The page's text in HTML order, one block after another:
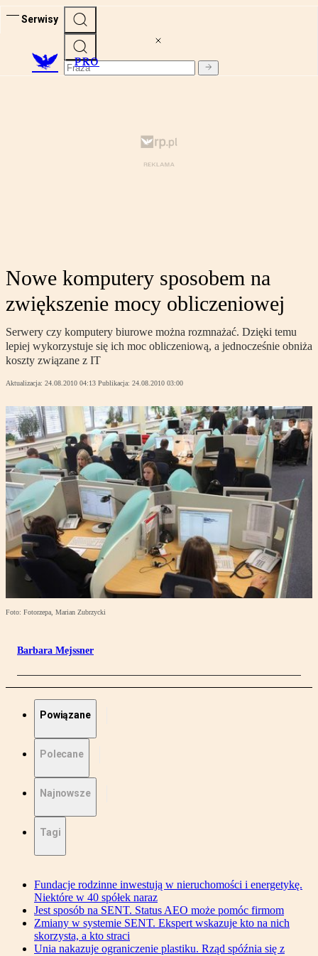
Serwisy
PRO
Nowe komputery sposobem na
zwiększenie mocy obliczeniowej
Serwery czy komputery biurowe można rozmnażać. Dzięki temu
lepiej wykorzystuje się ich moc obliczeniową, a jednocześnie obniża
koszty związane z IT
Aktualizacja: 24.08.2010 04:13 Publikacja: 24.08.2010 03:00
Foto: Fotorzepa, Marian Zubrzycki
Barbara Mejssner
Powiązane
Polecane
Najnowsze
Tagi
Fundacje rodzinne inwestują w nieruchomości i energetykę.
Niektóre w 40 spółek naraz
Jest sposób na SENT. Status AEO może pomóc firmom
Zmiany w systemie SENT. Ekspert wskazuje kto na nich
skorzysta, a kto straci
Unia nakazuje ograniczenie plastiku. Rząd spóźnia się z